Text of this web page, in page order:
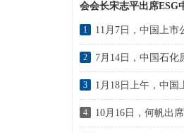
会会长宋志平出席ESG
1
2
3
4 10月16日，何帆出